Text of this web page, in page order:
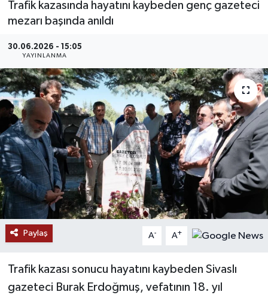
Trafik kazasında hayatını kaybeden genç gazeteci
mezarı başında anıldı
30.06.2026 - 15:05
YAYINLANMA
Paylaş A- A+
Trafik kazası sonucu hayatını kaybeden Sivaslı
gazeteci Burak Erdoğmuş, vefatının 18. yıl
MAGAZİN
ÖZEL HABER
RESMİ İLANLAR
SAĞLIK
SİYASET
SOSYAL YARDIMLAR
SPONSORLU YAZI
SPOR
TEKNOLOJİ